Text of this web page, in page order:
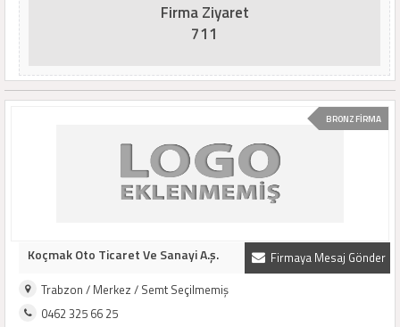
Firma Ziyaret
711
BRONZ FİRMA
Firmaya Mesaj Gönder
Koçmak Oto Ticaret Ve Sanayi A.ş.
Trabzon / Merkez / Semt Seçilmemiş
0462 325 66 25